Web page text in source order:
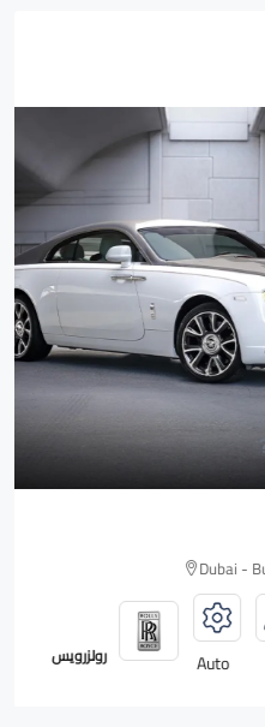
رولزرويس